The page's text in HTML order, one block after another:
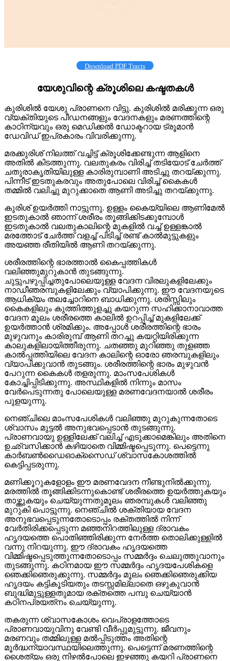
Download PDF Tracts
യേശുവിന്റെ ക്രൂശിലെ കഷ്ടതകള്‍
കുരിശില്‍ യേശു പ്രാണനെ വിട്ടു. കുരിശില്‍ മരിക്കുന്ന ഒരു
വ്യക്തിയുടെ പീഡനങ്ങളും വേദനകളും മരണത്തിന്റെ
കാഠിന്യവും ഒരു മെഡിക്കല്‍ ഡോക്ടറായ ട്രൂമാന്‍
ഡേവിഡ് ഇപ്രകാരം വിവരിക്കുന്നു.
മരക്കുരിശ് നിലത്ത് വച്ചിട്ട് ക്രൂശിക്കേണ്ടുന്ന ആളിനെ
അതില്‍ കിടത്തുന്നു. വലതുകരം വിരിച്ച് തടിയോട് ചേര്‍ത്ത്
ചതുരാകൃതിയിലുള്ള കാരിരുമ്പാണി അടിച്ചു തറയ്ക്കുന്നു.
പിന്നീട് ഇടതുകരവും അതുപോലെ വിരിച്ച് കൈകള്‍
തമ്മില്‍ വലിച്ചു മുറുക്കാതെ ആണി അടിച്ചു തറയ്ക്കുന്നു.
കുരിശ് ഉയര്‍ത്തി നാട്ടുന്നു. ഉള്ളം കൈയ്യിലെ ആണിമേല്‍
ഇടതുകാല്‍ ഞാന്ന് ശരീരം തൂങ്ങിക്കിടക്കുമ്പോള്‍
ഇടതുകാല്‍ വലതുകാലിന്റെ മുകളില്‍ വച്ച് ഉള്ളങ്കാല്‍
മരത്തോട് ചേര്‍ത്ത് വളച്ച് പിടിച്ച് രണ്ട് കാല്‍മുട്ടുകളും
അയഞ്ഞ രീതിയില്‍ ആണി തറയ്ക്കുന്നു.
ശരീരത്തിന്റെ ഭാരത്താല്‍ കൈപ്പത്തികള്‍
വലിഞ്ഞുമുറുകാന്‍ തുടങ്ങുന്നു.
ചുട്ടുപഴുപ്പിച്ചതുപോലെയുള്ള വേദന വിരലുകളിലേക്കും
നാഡീഞരമ്പുകളിലേക്കും വ്യാപിക്കുന്നു. ഈ വേദനയുടെ
ആധിക്യം തലച്ചോറിനെ ബാധിക്കുന്നു. ശരിസ്സിലും
കൈകളിലും കുത്തിത്തുളച്ചു കയറുന്ന സഹിക്കാനാവാത്ത
വേദന മൂലം ശരീരത്തെ കാലില്‍ ഉറപ്പിച്ച് മുകളിലേക്ക്
ഉയര്‍ത്താന്‍ ശ്രമിക്കും. അപ്പോള്‍ ശരീരത്തിന്റെ ഭാരം
മുഴുവനും കാരിരുമ്പ് ആണി തറച്ചു കയറ്റിയിരിക്കുന്ന
കാലുകളിലായിത്തീരുന്നു. ചതഞ്ഞു മുറിഞ്ഞു തുളഞ്ഞ
കാല്‍പ്പത്തിയിലെ വേദന കാലിന്റെ ഓരോ ഞരമ്പുകളിലും
വ്യാപിക്കുവാന്‍ തുടങ്ങും. ശരീരത്തിന്റെ ഭാരം മുഴുവന്‍
പേറുന്ന കൈകള്‍ തളരുന്നു. മാംസപേശികള്‍
കോച്ചിപ്പിടിക്കുന്നു. അസ്ഥികളില്‍ നിന്നും മാസം
വേര്‍പെടുന്നതു പോലെയുള്ള മരണവേദനയാല്‍ ശരീരം
പുളയുന്നു.
നെഞ്ചിലെ മാംസപേശികള്‍ വലിഞ്ഞു മുറുകുന്നതോടെ
ശ്വാസം മുട്ടല്‍ അനുഭവപ്പെടാന്‍ തുടങ്ങുന്നു.
പ്രാണവായു ഉള്ളിലേക്ക് വലിച്ച് എടുക്കാമെങ്കിലും അതിനെ
ഉഛ്വസിക്കാന്‍ കഴിയാതെ വിമ്മിഷ്ടപ്പെടുന്നു. പെട്ടെന്നു
കാര്‍ബണ്‍ഡൈഓക്‌സൈഡ് ശ്വാസകോശത്തില്‍
കെട്ടിപ്പടരുന്നു.
മണിക്കൂറുകളോളം ഈ മരണവേദന നീണ്ടുനില്‍ക്കുന്നു.
മരത്തില്‍ തൂങ്ങിക്കിടന്നുകൊണ്ട് ശരീരത്തെ ഉയര്‍ത്തുകയും
താഴ്ത്തുകയും ചെയ്യുന്നതുമൂലം ഞരമ്പുകള്‍ വലിഞ്ഞു
മുറുകി പൊട്ടുന്നു. നെഞ്ചില്‍ ശക്തിയായ വേദന
അനുഭവപ്പെടുന്നതോടൊപ്പം രക്തത്തില്‍ നിന്ന്
വേര്‍തിരിക്കപ്പെടുന്ന മഞ്ഞനിറത്തിലുള്ള ദ്രാവകം
ഹൃദയത്തെ പൊതിഞ്ഞിരിക്കുന്ന നേര്‍ത്ത തൊലിക്കുള്ളില്‍
വന്നു നിറയുന്നു. ഈ ദ്രാവകം ഹൃദയത്തെ
വിമ്മിഷ്ടപ്പെടുത്തുന്നതോടൊപ്പം സമ്മര്‍ദ്ദം ചെലുത്തുവാനും
തുടങ്ങുന്നു. കഠിനമായ ഈ സമ്മര്‍ദ്ദം ഹൃദയപേശികളെ
ഞെക്കിഞെരുക്കുന്നു. സമ്മര്‍ദ്ദം മൂലം ഞെക്കിഞെരുക്കിയ
ഹൃദയം കട്ടികൂടിയതും തടസ്സമില്ലാതെ ഒഴുകുവാന്‍
ബുദ്ധിമുട്ടുള്ളതുമായ രക്തത്തെ പമ്പു ചെയ്യാന്‍
കഠിനപ്രയത്‌നം ചെയ്യുന്നു.
തകരുന്ന ശ്വാസകോശം വെപ്രാളത്തോടെ
പ്രാണവായുവിനു വേണ്ടി വീര്‍പ്പുമുട്ടുന്നു. ജീവനും
മരണവും തമ്മിലുള്ള മല്‍പ്പിടുത്തം അതിന്റെ
മൂര്‍ദ്ധന്യാവസ്ഥയിലെത്തുന്നു. പെട്ടെന്ന് മരണത്തിന്റെ
ശൈത്യം ഒരു നിഴല്‍പോലെ ഇഴഞ്ഞു കയറി പ്രാണനെ